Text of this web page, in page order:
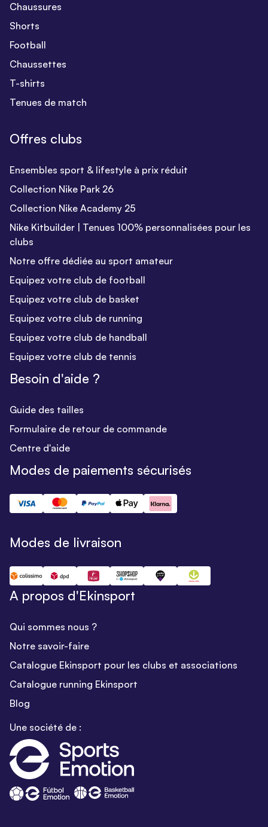
Chaussures
Shorts
Football
Chaussettes
T-shirts
Tenues de match
Offres clubs
Ensembles sport & lifestyle à prix réduit
Collection Nike Park 26
Collection Nike Academy 25
Nike Kitbuilder | Tenues 100% personnalisées pour les
clubs
Notre offre dédiée au sport amateur
Equipez votre club de football
Equipez votre club de basket
Equipez votre club de running
Equipez votre club de handball
Equipez votre club de tennis
Besoin d'aide ?
Guide des tailles
Formulaire de retour de commande
Centre d'aide
Modes de paiements sécurisés
Modes de livraison
A propos d'Ekinsport
Qui sommes nous ?
Notre savoir-faire
Catalogue Ekinsport pour les clubs et associations
Catalogue running Ekinsport
Blog
Une société de :